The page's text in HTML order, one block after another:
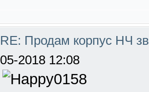
RE: Продам корпус НЧ
05-2018 12:08